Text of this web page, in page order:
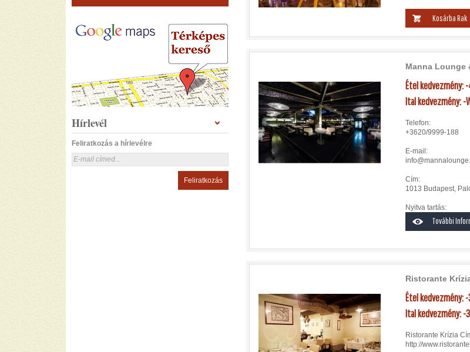
Kosárba Rak
Manna Lounge
Étel kedvezmény:
Ital kedvezmény: -
Telefon:
+3620/9999-188
E-mail:
Cím:
1013 Budapest,
Nyitva tartás:
További
Ristorante
Étel kedvezmény:
Ital kedvezmény: -
Ristorante Krízia
http://
Hírlevél
Feliratkozás a hírlevélre
Feliratkozás